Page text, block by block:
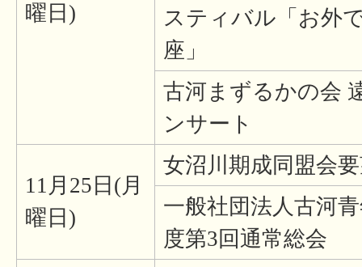
曜日)
スティバル「お外
座」
古河まずるかの会
ンサート
11月25日(月
曜日)
女沼川期成同盟会
一般社団法人古河
度第3回通常総会